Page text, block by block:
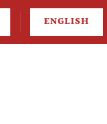
ENGLISH